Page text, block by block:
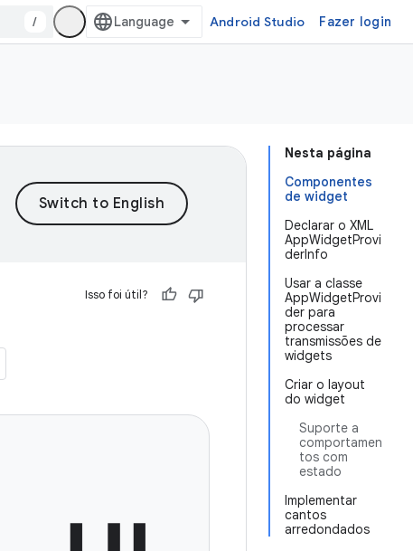
/ Android Studio Fazer login
Nesta página
Componentes
de widget
Declarar o XML
AppWidgetProvi
derInfo
Usar a classe
AppWidgetProvi
der para
processar
transmissões de
widgets
Criar o layout
do widget
Suporte a
comportamen
tos com
estado
Implementar
cantos
arredondados
Isso foi útil?